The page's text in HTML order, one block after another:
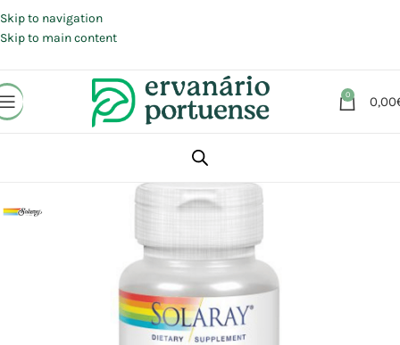
Skip to navigation
Skip to main content
0 0,00
Suplementos alimentares